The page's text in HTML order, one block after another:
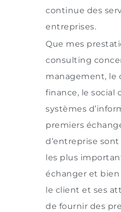
continue des
entreprises.
Que mes
consulting
management, le
finance, le social
systèmes
premiers
d’entreprise
les plus
échanger et
le client et ses
de fournir des